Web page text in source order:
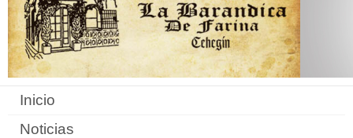
Inicio
Noticias